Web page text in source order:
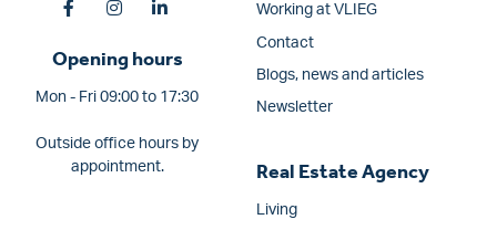
Opening hours
Mon - Fri 09:00 to 17:30
Outside office hours by
appointment.
Working at VLIEG
Contact
Blogs, news and articles
Newsletter
Real Estate Agency
Living